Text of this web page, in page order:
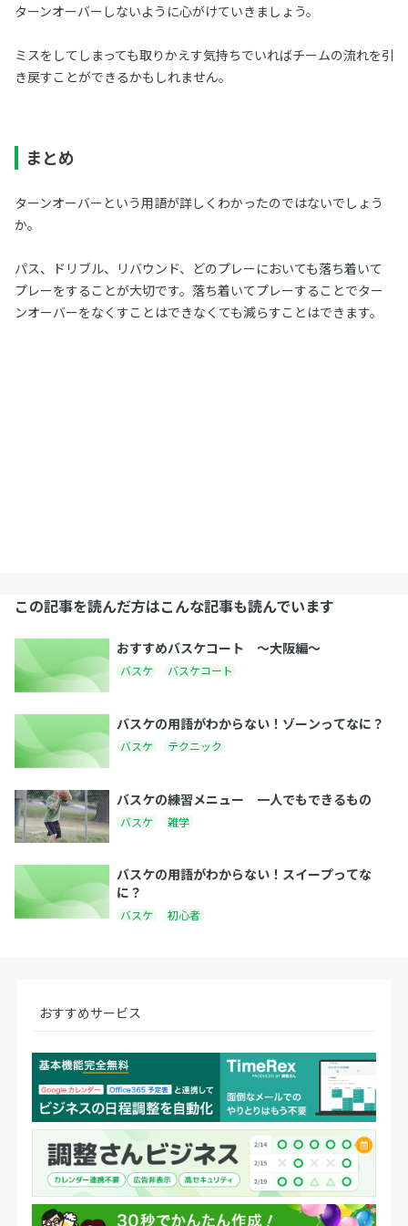
ターンオーバーしないように心がけていきましょう。
ミスをしてしまっても取りかえす気持ちでいればチームの流れを引
き戻すことができるかもしれません。
まとめ
ターンオーバーという用語が詳しくわかったのではないでしょう
か。
パス、ドリブル、リバウンド、どのプレーにおいても落ち着いて
プレーをすることが大切です。落ち着いてプレーすることでター
ンオーバーをなくすことはできなくても減らすことはできます。
この記事を読んだ方はこんな記事も読んでいます
おすすめバスケコート 〜大阪編〜
バスケ バスケコート
バスケの用語がわからない！ゾーンってなに？
バスケ テクニック
バスケの練習メニュー 一人でもできるもの
バスケ 雑学
バスケの用語がわからない！スイープってな
に？
バスケ 初心者
おすすめサービス